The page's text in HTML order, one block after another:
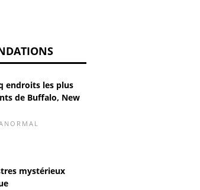
endroits les plus
de Buffalo, New
mystérieux